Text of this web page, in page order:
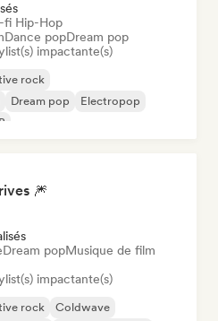
fi Hip-Hop
Dance popDream pop
impactante(s)
rock
Dream pop
Electropop
🎆
Dream popMusique de film
impactante(s)
rock
Coldwave